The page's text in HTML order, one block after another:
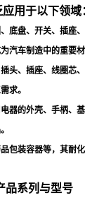
用于以下领域
底盘、开关、插座
汽车制造中的重要
头、插座、线圈芯
求。
器的外壳、手柄、
。
包装容器等，其耐
品系列与型号